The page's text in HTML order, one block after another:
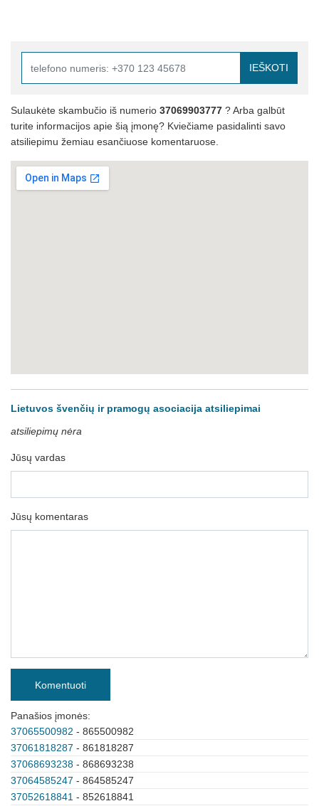
IEŠKOTI
Sulaukėte skambučio iš numerio 37069903777 ? Arba galbūt
turite informacijos apie šią įmonę? Kviečiame pasidalinti savo
atsiliepimu žemiau esančiuose komentaruose.
Lietuvos švenčių ir pramogų asociacija atsiliepimai
atsiliepimų nėra
Jūsų vardas
Jūsų komentaras
Komentuoti
Panašios įmonės:
37065500982 - 865500982
37061818287 - 861818287
37068693238 - 868693238
37064585247 - 864585247
37052618841 - 852618841